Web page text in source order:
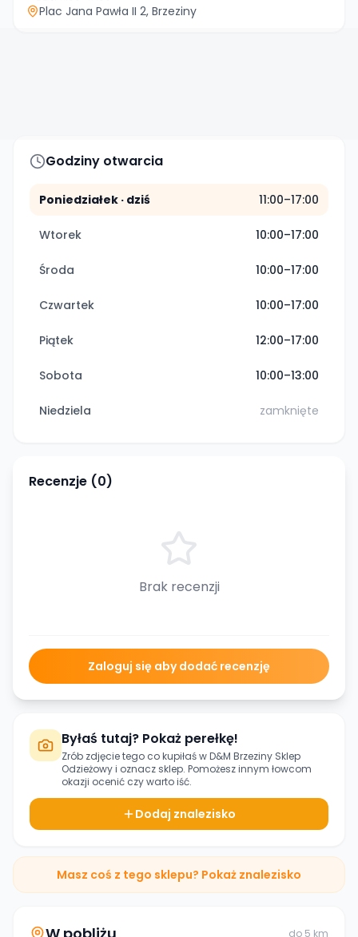
Plac Jana Pawła II 2, Brzeziny
Godziny otwarcia
Poniedziałek · dziś 11:00–17:00
Wtorek 10:00–17:00
Środa 10:00–17:00
Czwartek 10:00–17:00
Piątek 12:00–17:00
Sobota 10:00–13:00
Niedziela zamknięte
Recenzje (0)
Brak recenzji
Zaloguj się aby dodać recenzję
Byłaś tutaj? Pokaż perełkę!
Zrób zdjęcie tego co kupiłaś wD&M Brzeziny Sklep
Odzieżowyi oznacz sklep. Pomożesz innym łowcom
okazji ocenić czy warto iść.
Dodaj znalezisko
Masz coś z tego sklepu? Pokaż znalezisko
do 5 km